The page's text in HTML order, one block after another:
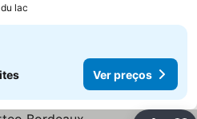
lac
Ver preços